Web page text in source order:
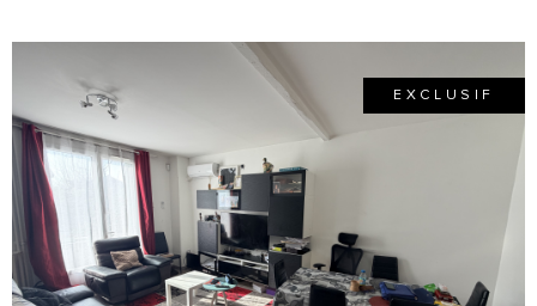
EXCLUSIF
VOIR LE BIEN